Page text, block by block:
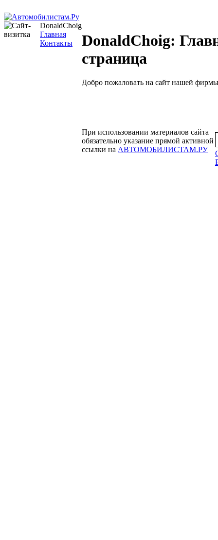
DonaldChoig
Главная
Контакты
DonaldChoig:
страница
Добро пожаловать на сайт нашей
При использовании материалов сайта
обязательно указание прямой активной
ссылки на АВТОМОБИЛИСТАМ.РУ